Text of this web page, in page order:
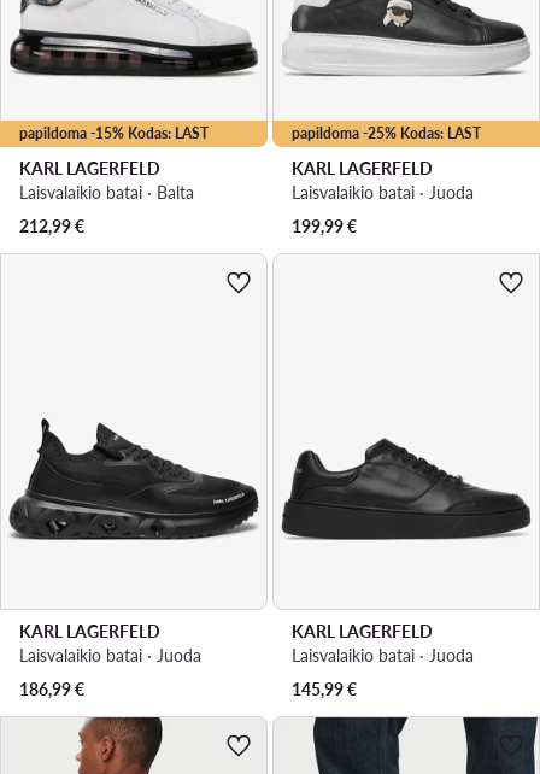
papildoma -15% Kodas: LAST
KARL LAGERFELD
Laisvalaikio batai · Balta
212,99€
papildoma -25% Kodas: LAST
KARL LAGERFELD
Laisvalaikio batai · Juoda
199,99€
KARL LAGERFELD
Laisvalaikio batai · Juoda
186,99€
KARL LAGERFELD
Laisvalaikio batai · Juoda
145,99€